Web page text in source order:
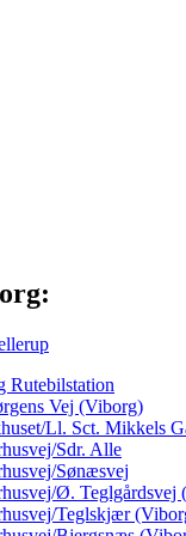
Rutebilstation
Vej (Viborg)
Ll. Sct. Mikkels
Sdr. Alle
Sønæsvej
Ø. Teglgårdsvej
Teglskjær